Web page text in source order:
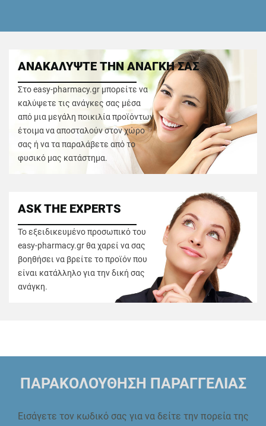
ΑΝΑΚΑΛΥΨΤΕ ΤΗΝ ΑΝΑΓΚΗ ΣΑΣ
Στο easy-pharmacy.gr μπορείτε να
καλύψετε τις ανάγκες σας μέσα
από μια μεγάλη ποικιλία προϊόντων
έτοιμα να αποσταλούν στον χώρο
σας ή να τα παραλάβετε από το
φυσικό μας κατάστημα.
ASK THE EXPERTS
Το εξειδικευμένο προσωπικό του
easy-pharmacy.gr θα χαρεί να σας
βοηθήσει να βρείτε το προϊόν που
είναι κατάλληλο για την δική σας
ανάγκη.
ΠΑΡΑΚΟΛΟΥΘΗΣΗ ΠΑΡΑΓΓΕΛΙΑΣ
Εισάγετε τον κωδικό σας για να δείτε την πορεία της